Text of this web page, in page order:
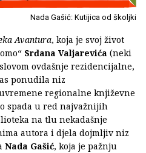
Nada Gašić: Kutijica od školjki
Avantura, koja je svoj život
Srđana Valjarevića (neki
ovdašnje rezidencijalne,
ponudila niz
regionalne književne
spada u red najvažnijih
na tlu nekadašnje
autora i djela dojmljiv niz
Nada Gašić, koja je pažnju